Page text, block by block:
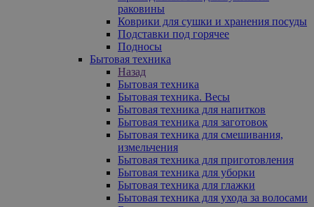
раковины
Коврики для сушки и хранения посуды
Подставки под горячее
Подносы
Бытовая техника
Назад
Бытовая техника
Бытовая техника. Весы
Бытовая техника для напитков
Бытовая техника для заготовок
Бытовая техника для смешивания,
измельчения
Бытовая техника для приготовления
Бытовая техника для уборки
Бытовая техника для глажки
Бытовая техника для ухода за волосами